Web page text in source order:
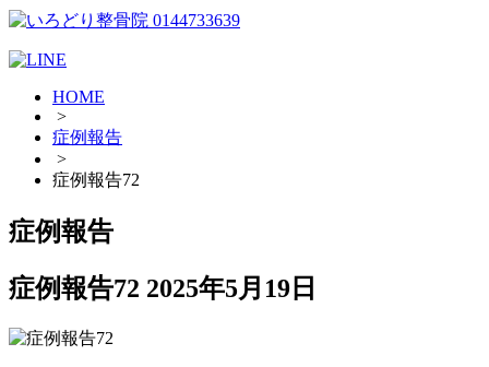
HOME
>
症例報告
>
症例報告72
症例報告
症例報告72 2025年5月19日